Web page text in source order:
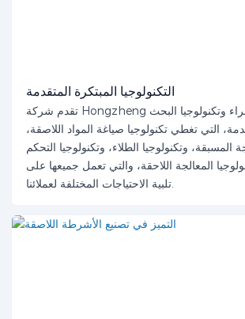
التكنولوجيا المبتكرة المتقدمة
تقدم شركة Hongzheng استشارات الخبراء وتكنولوجيا البحث
التي تغطي تكنولوجيا صياغة المواد اللاصقة،
المسبقة، وتكنولوجيا الطلاء، وتكنولوجيا التحكم
المعالجة اللاحقة، والتي تعمل جميعها على
تلبية الاحتياجات المختلفة لعملائنا.